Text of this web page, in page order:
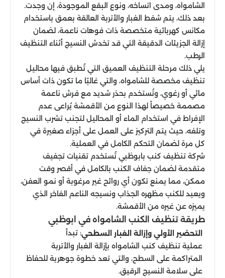
الشامواه، ومدى اتساخه، ونوع البقع الموجودة، إن وجدت.
بعد ذلك، يتم شفط الغبار والأتربة العالقة بعمق باستخدام
مكانس كهربائية متخصصة ذات فوهات ناعمة، لضمان
إزالة الجزيئات الدقيقة التي قد تخدش النسيج أثناء التنظيف
الرطب.
يلي ذلك مرحلة التنظيف العميق التي تُطبق فيها محاليل
تنظيف مخصصة للشامواه، والتي غالبًا ما تكون ذات أساس
مائي أو رغوي، وتُستخدم بحذر شديد مع فرش ناعمة
مصممة خصيصاً لهذا النوع من الأقمشة يُراعى عدم
الإفراط في استخدام الماء أو المحاليل لتجنب تشرب النسيج
وتلفه، حيث يتم التركيز على العمل على أجزاء صغيرة في
كل مرة لضمان التحكم الكامل في العملية.
شركة تنظيف كنب بابوظبي تُستخدم تقنيات تجفيف
متقدمة لضمان جفاف الكنب بالكامل في أقصر وقت
ممكن، مما يمنع تكون أي روائح غير مرغوبة أو نمو العفن،
ويعيد للكنب مظهره الجذاب ونسيجه الناعم الفاخر الذي
يميزه عن غيره من الأقمشة.
طريقة تنظيف الكنب الشامواه في ابوظبي
التحضير الأولي وإزالة الغبار السطحي: تبدأ
عملية تنظيف كنب الشامواه بإزالة الغبار والأتربة
المتراكمة على السطح، والتي تعد خطوة جوهرية للحفاظ
على سلامة النسيج الرقيق.